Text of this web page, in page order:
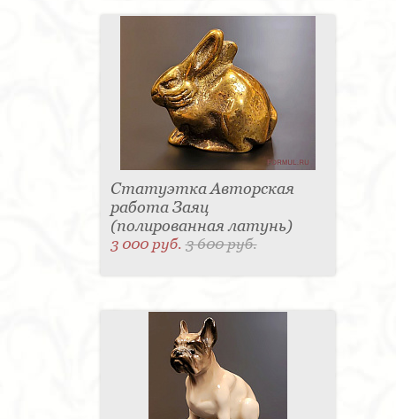
Статуэтка Авторская
работа Заяц
(полированная латунь)
3 000 руб.3 600 руб.